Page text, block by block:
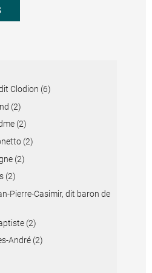
Clodion (6)
(2)
(2)
(2)
(2)
(2)
Pierre-Casimir, dit baron de
(2)
André (2)